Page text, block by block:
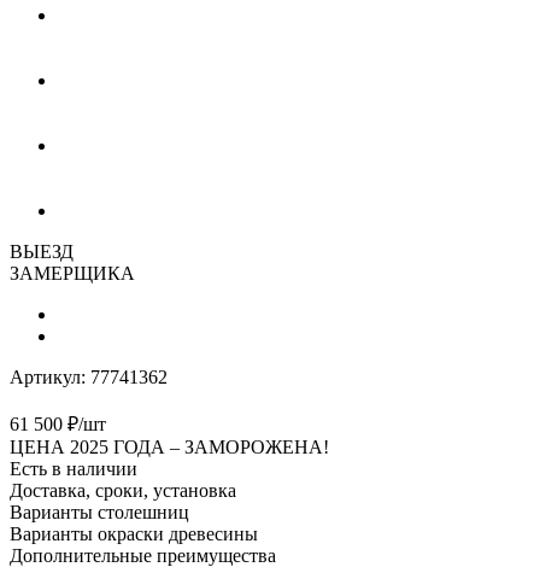
ВЫЕЗД
ЗАМЕРЩИКА
Артикул: 77741362
61 500 ₽/шт
ЦЕНА 2025 ГОДА – ЗАМОРОЖЕНА!
Есть в наличии
Доставка, сроки, установка
Варианты столешниц
Варианты окраски древесины
Дополнительные преимущества